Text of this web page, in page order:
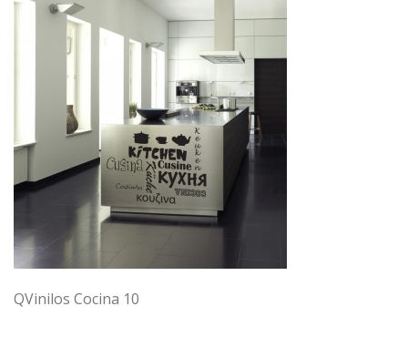
QVinilos Cocina 10